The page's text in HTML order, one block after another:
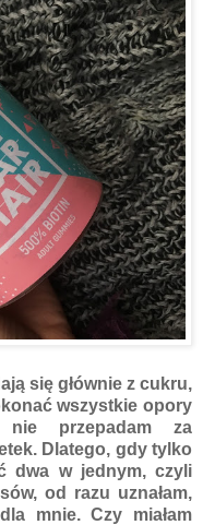
się głównie z cukru,
wszystkie opory
przepadam za
Dlatego, gdy tylko
dwa w jednym, czyli
od razu uznałam,
mnie. Czy miałam